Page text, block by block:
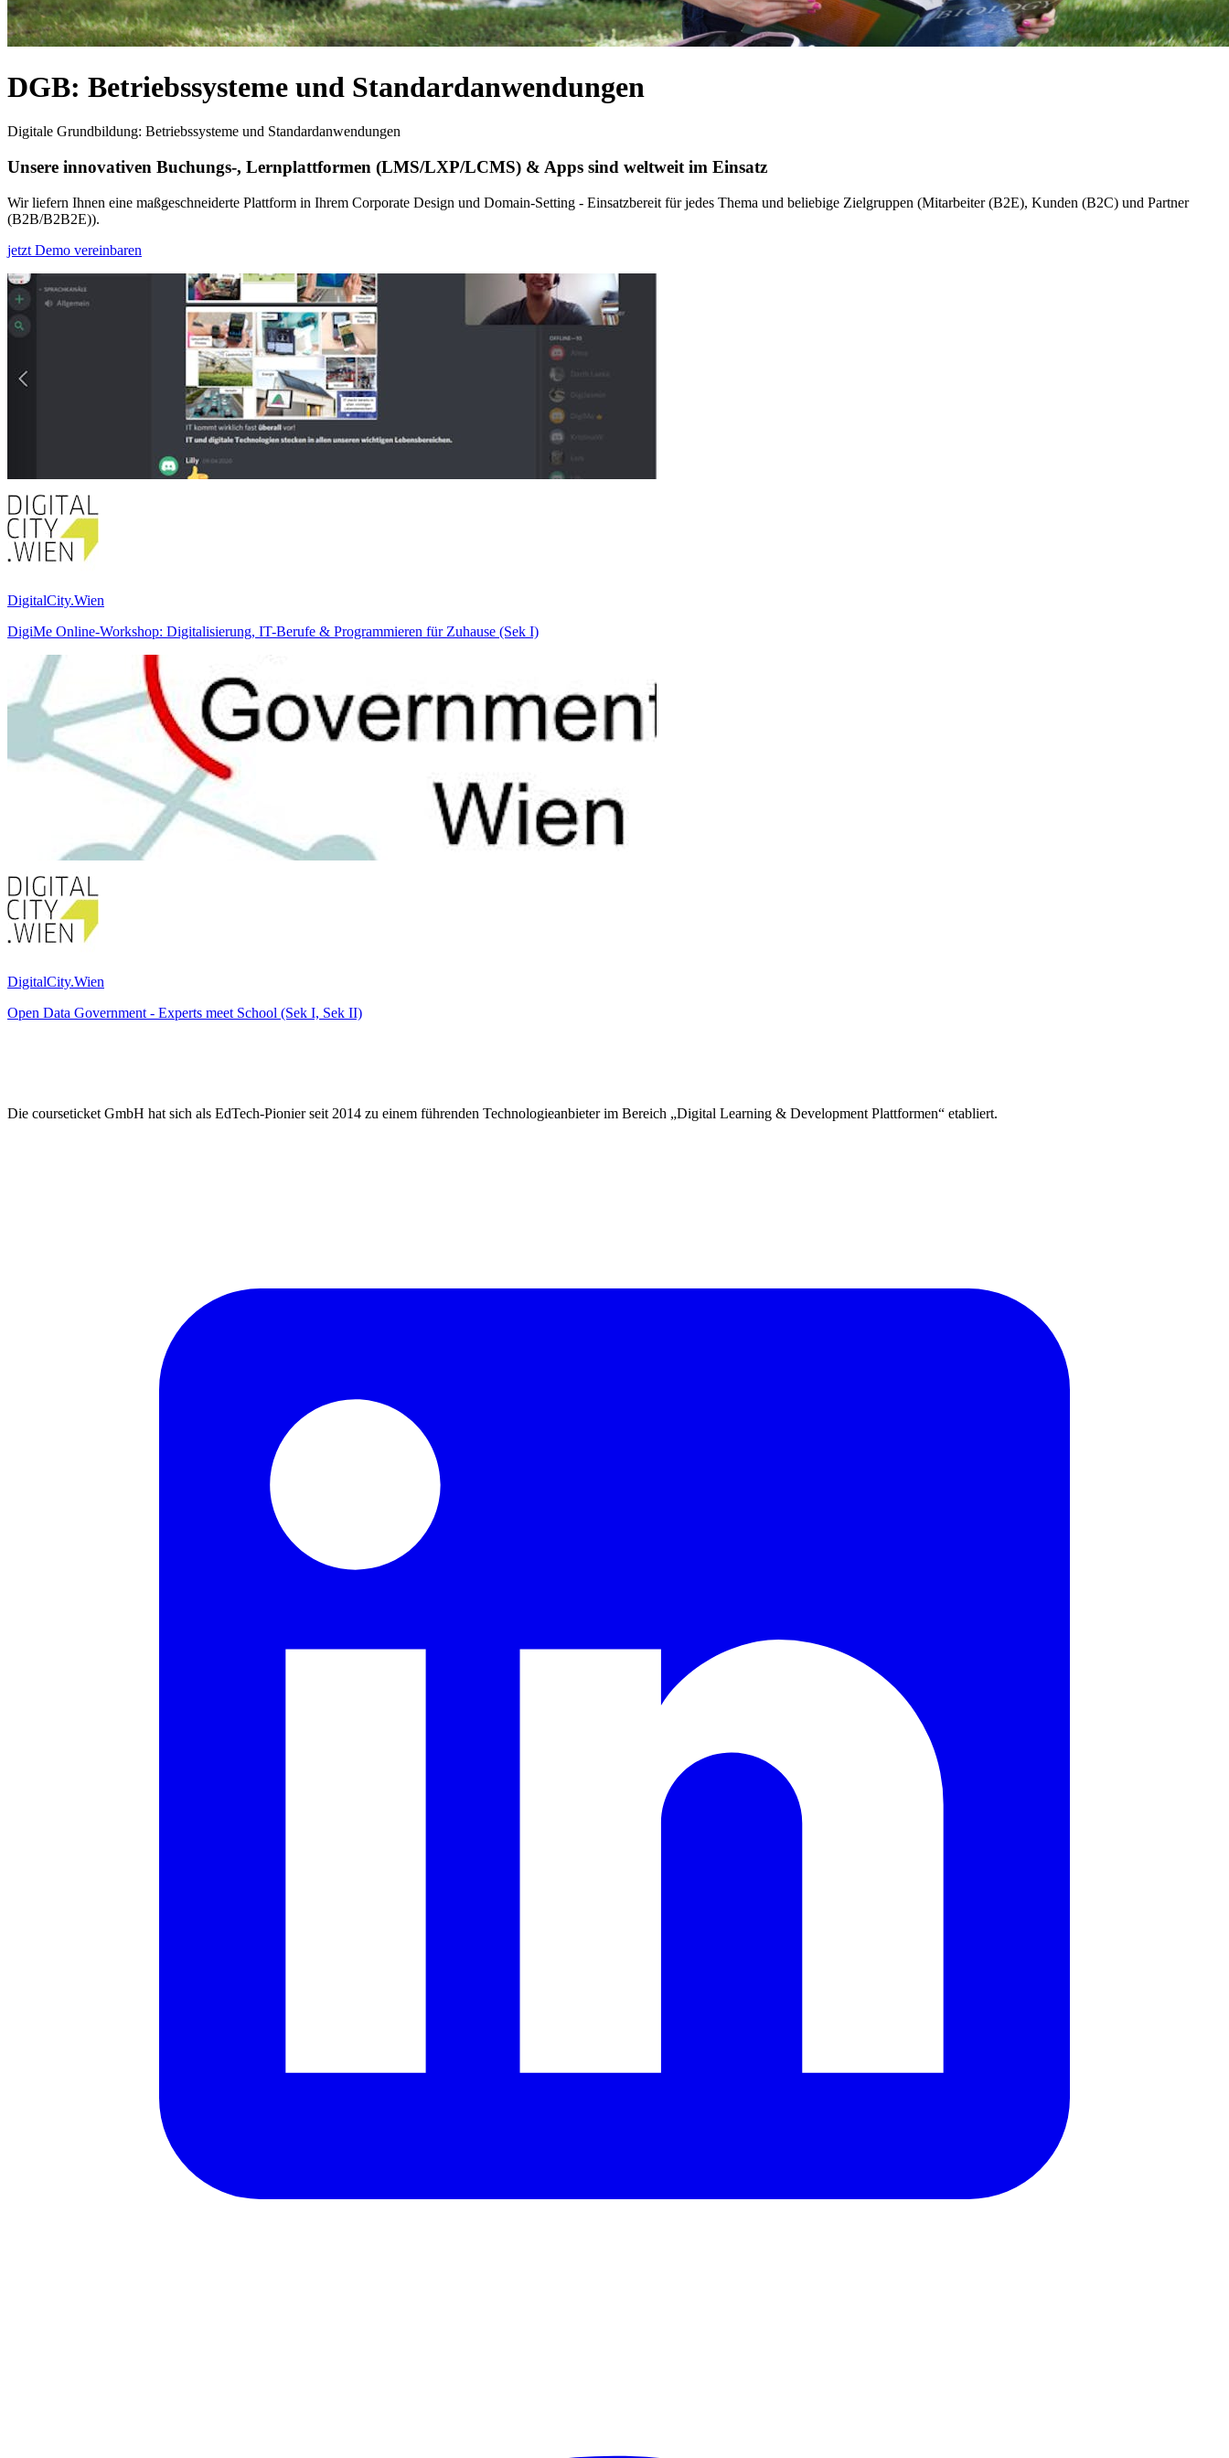
DGB: Betriebssysteme und Standardanwendungen
Digitale Grundbildung: Betriebssysteme und Standardanwendungen
Unsere innovativen Buchungs-, Lernplattformen (LMS/LXP/LCMS) & Apps sind weltweit im Einsatz
Wir liefern Ihnen eine maßgeschneiderte Plattform in Ihrem Corporate Design und Domain-Setting - Einsatzbereit für jedes Thema und beliebige Zielgruppen (Mitarbeiter (B2E), Kunden (B2C) und Partner
(B2B/B2B2E)).
jetzt Demo vereinbaren
DigitalCity.Wien
DigiMe Online-Workshop: Digitalisierung, IT-Berufe & Programmieren für Zuhause (Sek I)
DigitalCity.Wien
Open Data Government - Experts meet School (Sek I, Sek II)
Die courseticket GmbH hat sich als EdTech-Pionier seit 2014 zu einem führenden Technologieanbieter im Bereich „Digital Learning & Development Plattformen“ etabliert.